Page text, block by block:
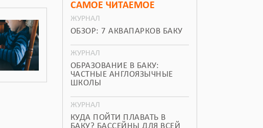
САМОЕ ЧИТАЕМОЕ
ЖУРНАЛ
ОБЗОР: 7 АКВАПАРКОВ БАКУ
ЖУРНАЛ
ОБРАЗОВАНИЕ В БАКУ:
ЧАСТНЫЕ АНГЛОЯЗЫЧНЫЕ
ШКОЛЫ
ЖУРНАЛ
КУДА ПОЙТИ ПЛАВАТЬ В
БАКУ? БАССЕЙНЫ ДЛЯ ВСЕЙ